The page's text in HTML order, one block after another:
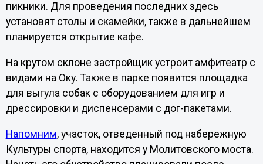
пикники. Для проведения последних здесь
установят столы и скамейки, также в дальнейшем
планируется открытие кафе.
На крутом склоне застройщик устроит амфитеатр с
видами на Оку. Также в парке появится площадка
для выгула собак с оборудованием для игр и
дрессировки и диспенсерами с дог-пакетами.
Напомним, участок, отведенный под набережную
Культуры спорта, находится у Молитовского моста.